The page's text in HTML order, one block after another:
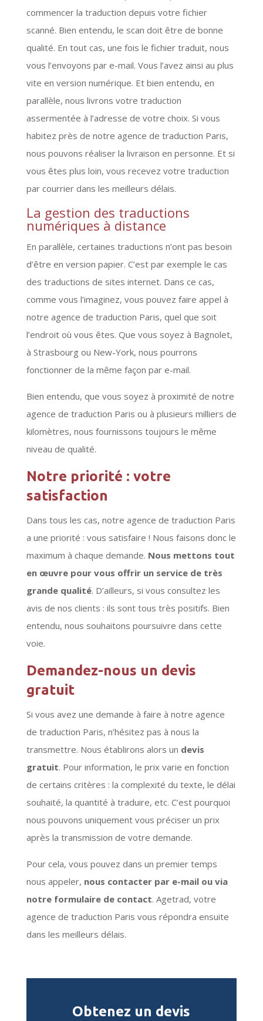
commencer la traduction depuis votre fichier
scanné. Bien entendu, le scan doit être de bonne
qualité. En tout cas, une fois le fichier traduit, nous
vous l’envoyons par e-mail. Vous l’avez ainsi au plus
vite en version numérique. Et bien entendu, en
parallèle, nous livrons votre traduction
assermentée à l’adresse de votre choix. Si vous
habitez près de notre agence de traduction Paris,
nous pouvons réaliser la livraison en personne. Et si
vous êtes plus loin, vous recevez votre traduction
par courrier dans les meilleurs délais.
La gestion des traductions
numériques à distance
En parallèle, certaines traductions n’ont pas besoin
d’être en version papier. C’est par exemple le cas
des traductions de sites internet. Dans ce cas,
comme vous l’imaginez, vous pouvez faire appel à
notre agence de traduction Paris, quel que soit
l’endroit où vous êtes. Que vous soyez à Bagnolet,
à Strasbourg ou New-York, nous pourrons
fonctionner de la même façon par e-mail.
Bien entendu, que vous soyez à proximité de notre
agence de traduction Paris ou à plusieurs milliers de
kilomètres, nous fournissons toujours le même
niveau de qualité.
Notre priorité : votre
satisfaction
Dans tous les cas, notre agence de traduction Paris
a une priorité : vous satisfaire ! Nous faisons donc le
maximum à chaque demande. Nous mettons tout
en œuvre pour vous offrir un service de très
grande qualité. D’ailleurs, si vous consultez les
avis de nos clients : ils sont tous très positifs. Bien
entendu, nous souhaitons poursuivre dans cette
voie.
Demandez-nous un devis
gratuit
Si vous avez une demande à faire à notre agence
de traduction Paris, n’hésitez pas à nous la
transmettre. Nous établirons alors un devis
gratuit. Pour information, le prix varie en fonction
de certains critères : la complexité du texte, le délai
souhaité, la quantité à traduire, etc. C’est pourquoi
nous pouvons uniquement vous préciser un prix
après la transmission de votre demande.
Pour cela, vous pouvez dans un premier temps
nous appeler, nous contacter par e-mail ou via
notre formulaire de contact. Agetrad, votre
agence de traduction Paris vous répondra ensuite
dans les meilleurs délais.
Obtenez un devis